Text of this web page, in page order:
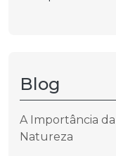
Blog
A Importância
Natureza